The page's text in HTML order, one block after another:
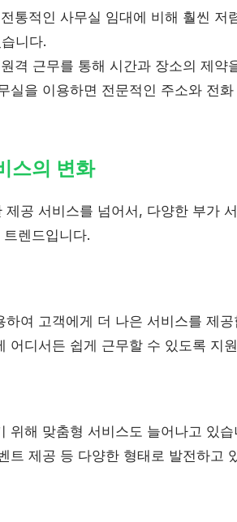
통적인 사무실 임대에 비해 훨씬 저
니다.
격 근무를 통해 시간과 장소의 제약
실을 이용하면 전문적인 주소와 전
스의 변화
공 서비스를 넘어서, 다양한 부가
렌드입니다.
여 고객에게 더 나은 서비스를 제
어디서든 쉽게 근무할 수 있도록 지
위해 맞춤형 서비스도 늘어나고 있
트 제공 등 다양한 형태로 발전하고